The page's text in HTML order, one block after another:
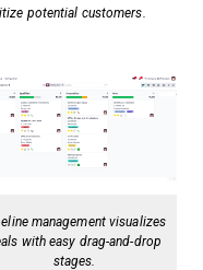
potential customers.
management visualizes
with easy drag-and-drop
stages.